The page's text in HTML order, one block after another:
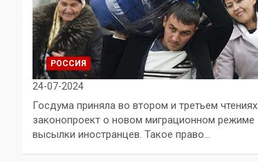
РОССИЯ
24-07-2024
Госдума приняла во втором и третьем чтениях
законопроект о новом миграционном режиме
высылки иностранцев. Такое право…